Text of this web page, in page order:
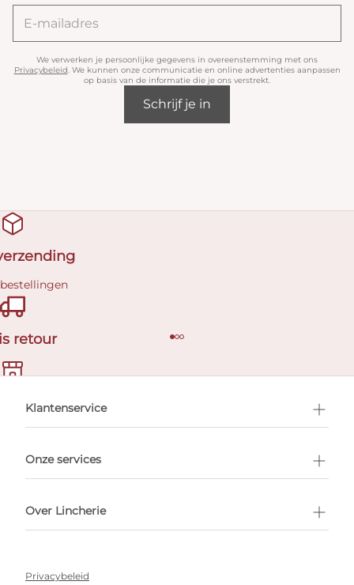
We verwerken je persoonlijke gegevens in overeenstemming met ons
Privacybeleid. We kunnen onze communicatie en online advertenties aanpassen
op basis van de informatie die je ons verstrekt.
Schrijf je in
retour
afspraak
Klantenservice
Onze services
Over Lincherie
Privacybeleid